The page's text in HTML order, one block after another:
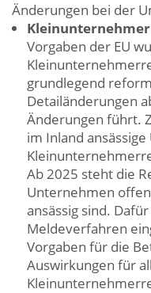
Änderungen bei der
Vorgaben der EU
grundlegend
Detailänderungen
Änderungen führt.
im Inland
Ab 2025 steht die
Unternehmen
ansässig sind.
Meldeverfahren
Vorgaben für die
Auswirkungen für